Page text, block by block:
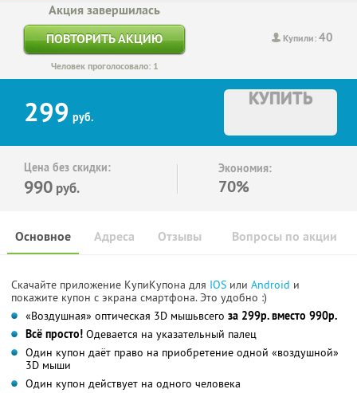
Купили:40
Акция завершилась
ПОВТОРИТЬ АКЦИЮ
Человек проголосовало: 1
299 руб.
КУПИТЬ
Цена без скидки:
990 руб.
Экономия:
70%
Основное Отзывы Вопросы по акции
Адреса
Скачайте приложение КупиКупона для IOS или Android и
покажите купон с экрана смартфона. Это удобно :)
«Воздушная» оптическая 3D мышьвсего за 299р. вместо 990р.
Всё просто! Одевается на указательный палец
Один купон даёт право на приобретение одной «воздушной»
3D мыши
Один купон действует на одного человека